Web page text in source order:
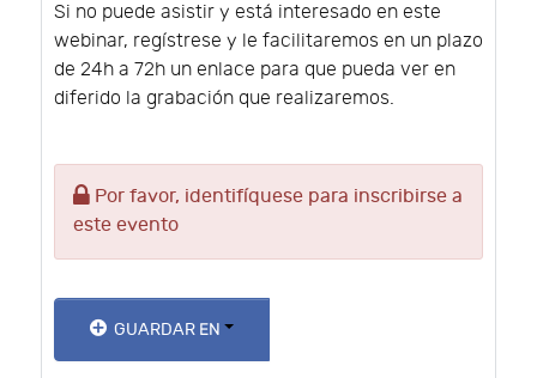
Si no puede asistir y está interesado en este
webinar, regístrese y le facilitaremos en un plazo
de 24h a 72h un enlace para que pueda ver en
diferido la grabación que realizaremos.
Por favor, identifíquese para inscribirse a
este evento
GUARDAR EN